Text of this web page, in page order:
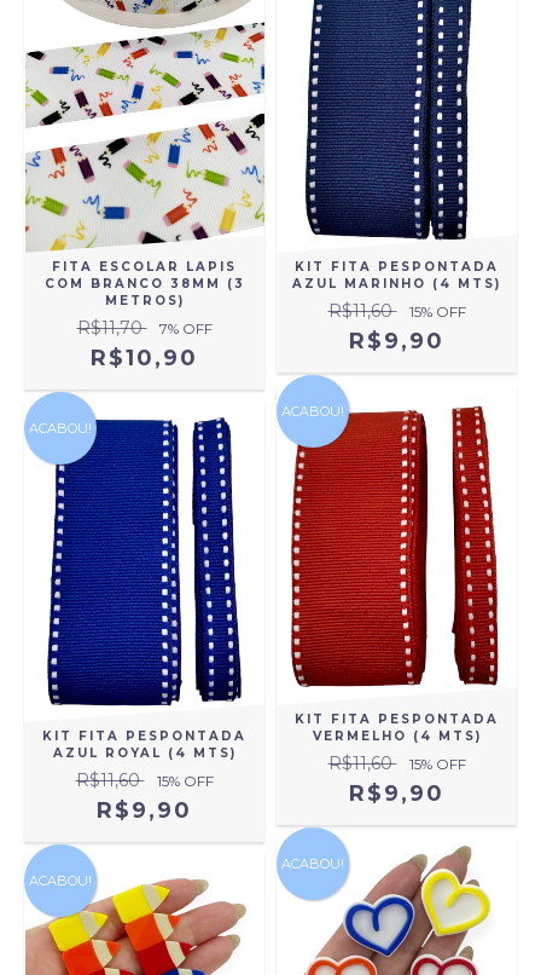
FITA ESCOLAR LAPIS
COM BRANCO 38MM (3
METROS)
R$11,70 7% OFF
R$10,90
KIT FITA PESPONTADA
AZUL MARINHO (4 MTS)
R$11,60 15% OFF
R$9,90
ACABOU!
KIT FITA PESPONTADA
AZUL ROYAL (4 MTS)
R$11,60 15% OFF
R$9,90
ACABOU!
KIT FITA PESPONTADA
VERMELHO (4 MTS)
R$11,60 15% OFF
R$9,90
ACABOU!
ACABOU!